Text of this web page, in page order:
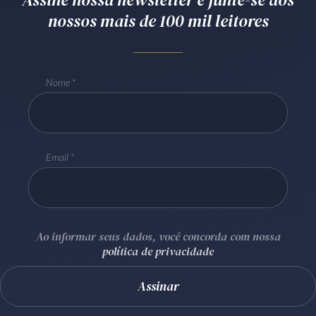
Receba por RSS
Batel Curitiba/PR CEP80240-000
nossos mais de 100 mil leitores
Nome
Email
Ao informar seus dados, você concorda com nossa
política de privacidade